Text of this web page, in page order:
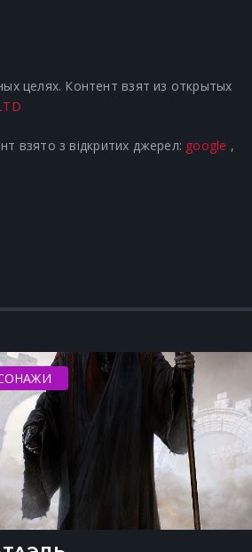
целях. Контент взят из открытых
взято з відкритих джерел: google ,